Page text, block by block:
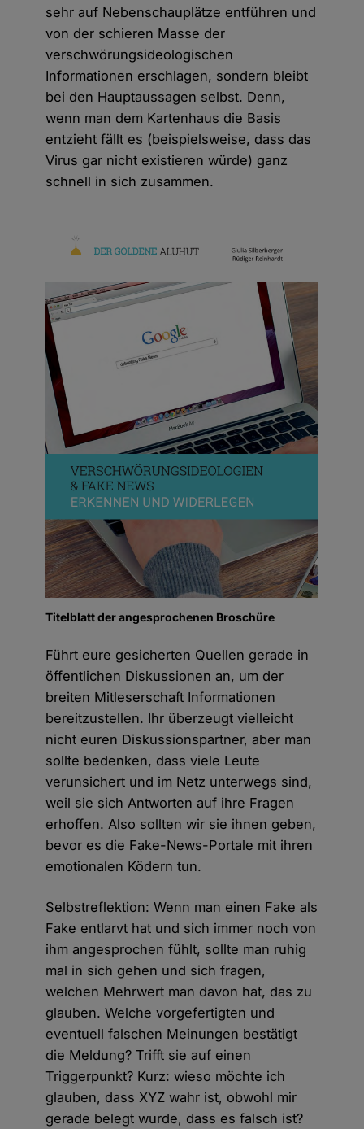
sehr auf Nebenschauplätze entführen und
von der schieren Masse der
verschwörungsideologischen
Informationen erschlagen, sondern bleibt
bei den Hauptaussagen selbst. Denn,
wenn man dem Kartenhaus die Basis
entzieht fällt es (beispielsweise, dass das
Virus gar nicht existieren würde) ganz
schnell in sich zusammen.
Titelblatt der angesprochenen Broschüre
Führt eure gesicherten Quellen gerade in
öffentlichen Diskussionen an, um der
breiten Mitleserschaft Informationen
bereitzustellen. Ihr überzeugt vielleicht
nicht euren Diskussionspartner, aber man
sollte bedenken, dass viele Leute
verunsichert und im Netz unterwegs sind,
weil sie sich Antworten auf ihre Fragen
erhoffen. Also sollten wir sie ihnen geben,
bevor es die Fake-News-Portale mit ihren
emotionalen Ködern tun.
Selbstreflektion: Wenn man einen Fake als
Fake entlarvt hat und sich immer noch von
ihm angesprochen fühlt, sollte man ruhig
mal in sich gehen und sich fragen,
welchen Mehrwert man davon hat, das zu
glauben. Welche vorgefertigten und
eventuell falschen Meinungen bestätigt
die Meldung? Trifft sie auf einen
Triggerpunkt? Kurz: wieso möchte ich
glauben, dass XYZ wahr ist, obwohl mir
gerade belegt wurde, dass es falsch ist?